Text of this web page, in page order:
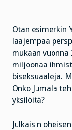
Otan esimerkin
laajempaa
mukaan vuonna
miljoonaa
biseksuaaleja.
Onko Jumala
yksilöitä?
Julkaisin